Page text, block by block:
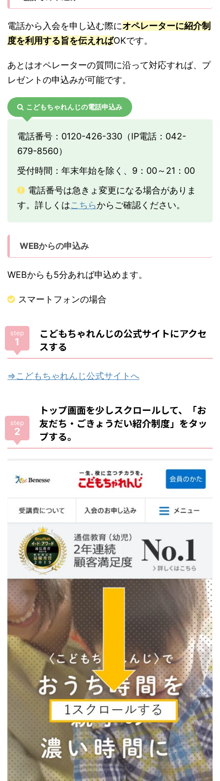
電話から入会を申し込む際にオペレーターに紹介制
度を利用する旨を伝えればOKです。
あとはオペレーターの質問に沿って対応すれば、プ
レゼントの申込みが可能です。
こどもちゃれんじの電話申込み
電話番号：0120-426-330（IP電話：042-
679-8560）
受付時間：年末年始を除く、9：00～21：00
電話番号は急きょ変更になる場合がありま
す。詳しくはこちらからご確認ください。
WEBからの申込み
WEBからも5分あれば申込めます。
スマートフォンの場合
step
1
こどもちゃれんじの公式サイトにアクセ
スする
⇒こどもちゃれんじ公式サイトへ
step
2
トップ画面を少しスクロールして、「お
友だち・ごきょうだい紹介制度」をタッ
プする。